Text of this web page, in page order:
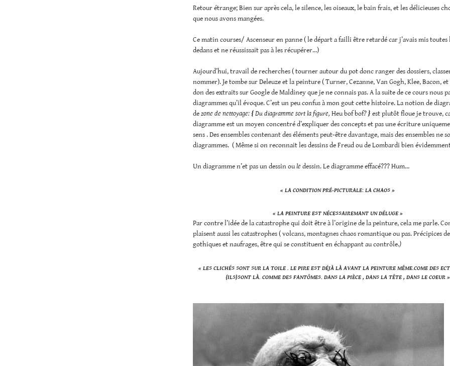
Retour étrange; Bien sur après cela, le silence, les oiseaux, le bain frais, et les délicieuses
que nous avons mangées.
Ce matin courses/ Ascenseur en panne ( le départ a failli être retardé car j’avais mis toutes
dedans et ne réussissait pas à les récupérer…)
Aujourd’hui, travail de recherches ( tourner autour du pot donc ranger des dossiers,
nommer). Je tombe sur Deleuze et la peinture ( Turner, Cezanne, Van Gogh, Klee, Bacon,
don des extraits sur Google de Maldiney que je ne connais pas. A la suite de ce cours nous
diagrammes qu’il évoque. C’est un peu confus à mon gout cette histoire. La notion de
dezone de nettoyage:{Du diagramme sort la figure, Heu bof bof?} est plutôt floue je trouve,
diagramme est un moyen concentré d’expliquer des concepts et pas une écriture
sens . Des ensembles contenant des éléments peut-être davantage, mais des ensembles ne
diagrammes. ( Même si on reconnait les dessins de Freud ou de Lombardi bien
Un diagramme n’et pas un dessin oule dessin. Le diagramme effacé??? Hum…
« LA CONDITION PRÉ-PICTURALE: LA CHAOS »
« LA PEINTURE EST NÉCESSAIREMANT UN DÉLUGE »
Par contre l’idée de la catastrophe qui doit être à l’origine de la peinture, cela me parle.
plaisent aussi les catastrophes ( volcans, montagnes chaos romantique ou pas. Précipices
gothiques et naufrages, être qui se constituent en échappant au contrôle.)
« LES CLICHÉS SONT SUR LA TOILE . LE PIRE EST DÉJÀ LÀ AVANT LA PEINTURE MÊME.COME DES
{ILS}SONT LÀ. COMME DES FANTÔMES. DANS LA PIÈCE , DANS LA TÊTE , DANS LE COEUR »